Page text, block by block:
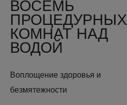
ВОСЕМЬ
ПРОЦЕДУРНЫХ
КОМНАТ НАД
ВОДОЙ
Воплощение здоровья и
безмятежности